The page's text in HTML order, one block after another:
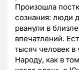
Произошла
сознания: люди
рванули в
впечатлений.
тысяч человек в
Народу, как в